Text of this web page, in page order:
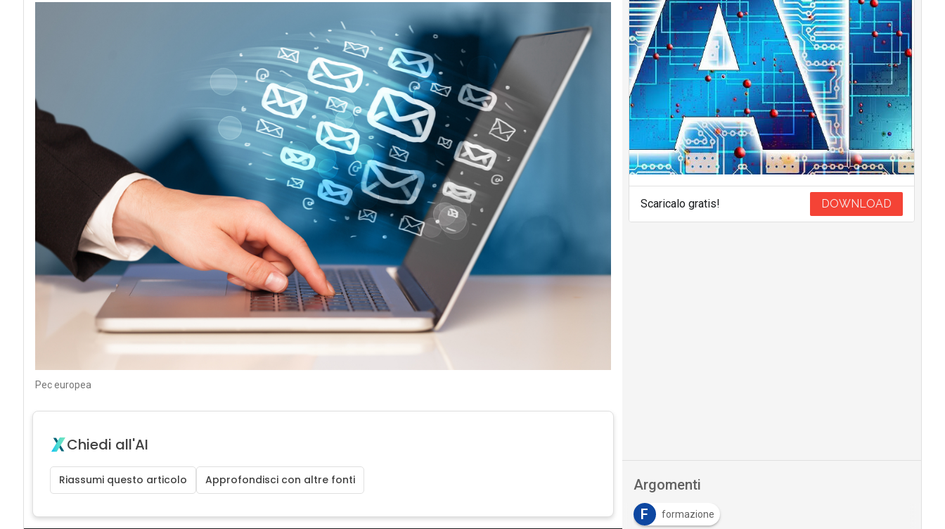
Pec europea
Chiedi all'AI
Riassumi questo articolo Approfondisci con altre fonti
Scaricalo gratis! DOWNLOAD
Argomenti
F
formazione